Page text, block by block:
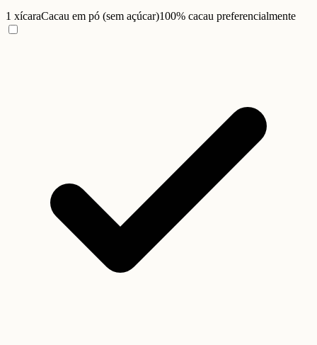
1 xícaraCacau em pó (sem açúcar)100% cacau preferencialmente